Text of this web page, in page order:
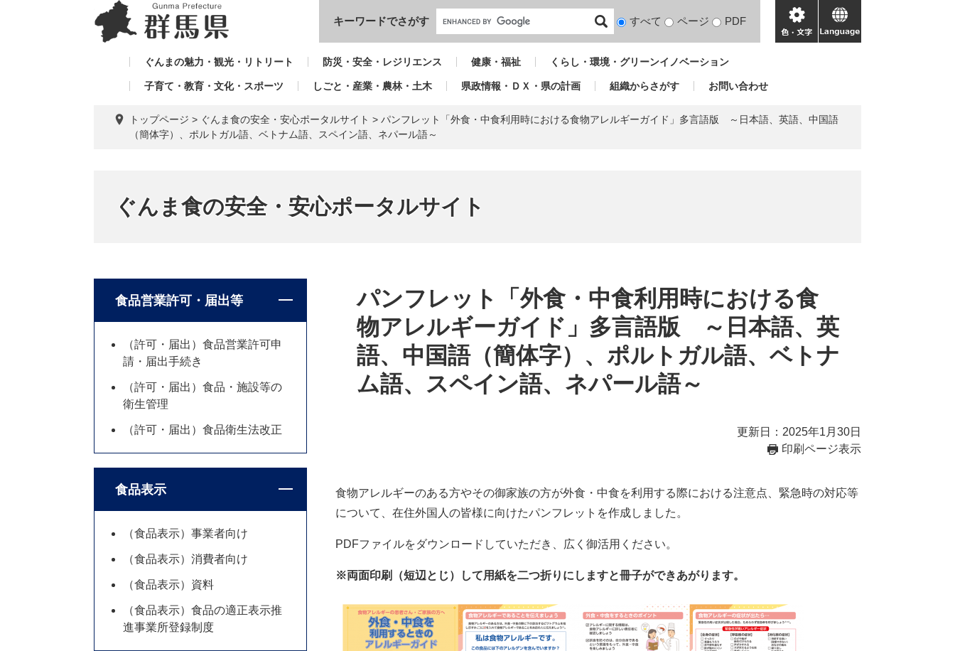
本文へ
キーワードでさがす
検
対
すべて ページ PDF
色・
文
language
ぐんまの魅力・観光・リトリート 防災・安全・レジリエンス 健康・福祉 くらし・環境・グリーンイノベーション
子育て・教育・文化・スポーツ しごと・産業・農林・土木 県政情報・ＤＸ・県の計画 組織からさがす お問い合わせ
トップページ > ぐんま食の安全・安心ポータルサイト > パンフレット「外食・中食利用時における食物アレルギーガイド」多言語版 ～日本語、英語、中国語
（簡体字）、ポルトガル語、ベトナム語、スペイン語、ネパール語～
ぐんま食の安全・安心ポータルサイト
パンフレット「外食・中食利用時における食
物アレルギーガイド」多言語版 ～日本語、英
語、中国語（簡体字）、ポルトガル語、ベトナ
ム語、スペイン語、ネパール語～
更新日：2025年1月30日
印刷ページ表示
食物アレルギーのある方やその御家族の方が外食・中食を利用する際における注意点、緊急時の対応等
について、在住外国人の皆様に向けたパンフレットを作成しました。
PDFファイルをダウンロードしていただき、広く御活用ください。
※両面印刷（短辺とじ）して用紙を二つ折りにしますと冊子ができあがります。
食品営業許可・届出等
（許可・届出）食品営業許可申
請・届出手続き
（許可・届出）食品・施設等の
衛生管理
（許可・届出）食品衛生法改正
食品表示
（食品表示）事業者向け
（食品表示）消費者向け
（食品表示）資料
（食品表示）食品の適正表示推
進事業所登録制度